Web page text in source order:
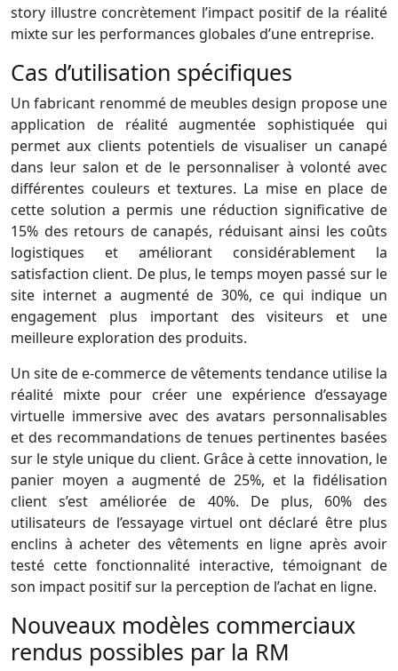
story illustre concrètement l’impact positif de la réalité
mixte sur les performances globales d’une entreprise.
Cas d’utilisation spécifiques
Un fabricant renommé de meubles design propose une
application de réalité augmentée sophistiquée qui
permet aux clients potentiels de visualiser un canapé
dans leur salon et de le personnaliser à volonté avec
différentes couleurs et textures. La mise en place de
cette solution a permis une réduction significative de
15% des retours de canapés, réduisant ainsi les coûts
logistiques et améliorant considérablement la
satisfaction client. De plus, le temps moyen passé sur le
site internet a augmenté de 30%, ce qui indique un
engagement plus important des visiteurs et une
meilleure exploration des produits.
Un site de e-commerce de vêtements tendance utilise la
réalité mixte pour créer une expérience d’essayage
virtuelle immersive avec des avatars personnalisables
et des recommandations de tenues pertinentes basées
sur le style unique du client. Grâce à cette innovation, le
panier moyen a augmenté de 25%, et la fidélisation
client s’est améliorée de 40%. De plus, 60% des
utilisateurs de l’essayage virtuel ont déclaré être plus
enclins à acheter des vêtements en ligne après avoir
testé cette fonctionnalité interactive, témoignant de
son impact positif sur la perception de l’achat en ligne.
Nouveaux modèles commerciaux
rendus possibles par la RM